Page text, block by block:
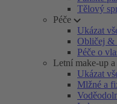
Tělový
Péče
Ukázat
Obličej &
Péče o
Letní make-up
Ukázat
Mlžné a